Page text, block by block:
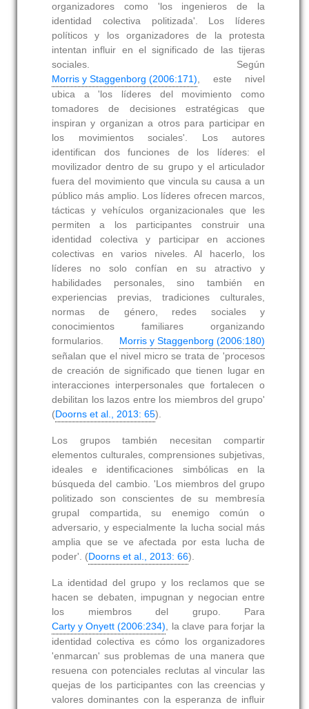
organizadores como 'los ingenieros de la
identidad colectiva politizada'. Los líderes
políticos y los organizadores de la protesta
intentan influir en el significado de las tijeras
sociales. Según
Morris y Staggenborg (2006:171) , este nivel
ubica a 'los líderes del movimiento como
tomadores de decisiones estratégicas que
inspiran y organizan a otros para participar en
los movimientos sociales'. Los autores
identifican dos funciones de los líderes: el
movilizador dentro de su grupo y el articulador
fuera del movimiento que vincula su causa a un
público más amplio. Los líderes ofrecen marcos,
tácticas y vehículos organizacionales que les
permiten a los participantes construir una
identidad colectiva y participar en acciones
colectivas en varios niveles. Al hacerlo, los
líderes no solo confían en su atractivo y
habilidades personales, sino también en
experiencias previas, tradiciones culturales,
normas de género, redes sociales y
conocimientos familiares organizando
formularios. Morris y Staggenborg (2006:180)
señalan que el nivel micro se trata de 'procesos
de creación de significado que tienen lugar en
interacciones interpersonales que fortalecen o
debilitan los lazos entre los miembros del grupo'
(Doorns et al., 2013: 65).
Los grupos también necesitan compartir
elementos culturales, comprensiones subjetivas,
ideales e identificaciones simbólicas en la
búsqueda del cambio. 'Los miembros del grupo
politizado son conscientes de su membresía
grupal compartida, su enemigo común o
adversario, y especialmente la lucha social más
amplia que se ve afectada por esta lucha de
poder'. (Doorns et al., 2013: 66).
La identidad del grupo y los reclamos que se
hacen se debaten, impugnan y negocian entre
los miembros del grupo. Para
Carty y Onyett (2006:234) , la clave para forjar la
identidad colectiva es cómo los organizadores
'enmarcan' sus problemas de una manera que
resuena con potenciales reclutas al vincular las
quejas de los participantes con las creencias y
valores dominantes con la esperanza de influir